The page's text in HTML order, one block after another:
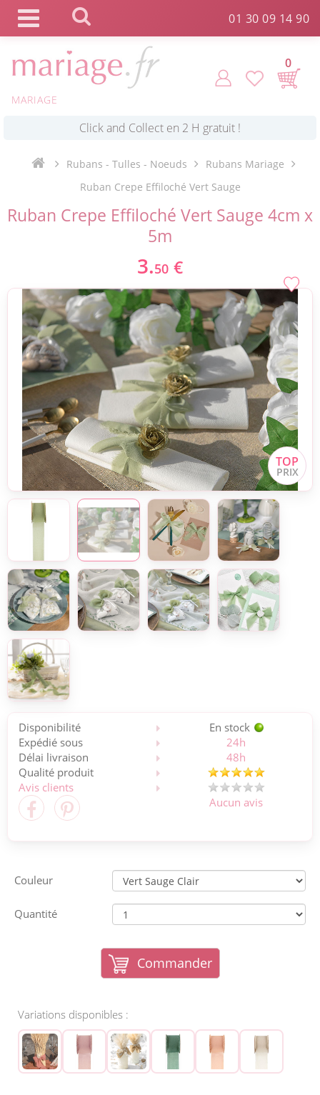
01 30 09 14 90
MARIAGE
0
Commande expédiée en 24h ! *
Livraison point relais gratuit dès 89 € !*
Payez votre commande en 4X sans frais
Rubans - Tulles - Noeuds
Rubans Mariage
Ruban Crepe Effiloché Vert Sauge
Ruban Crepe Effiloché Vert Sauge 4cm x
5m
3.50 €
Disponibilité
En stock
Expédié sous
24h
Délai livraison
48h
Qualité produit
Avis clients
Aucun avis
Couleur
Quantité
Commander
Variations disponibles :
Panneau de gestion des cookies